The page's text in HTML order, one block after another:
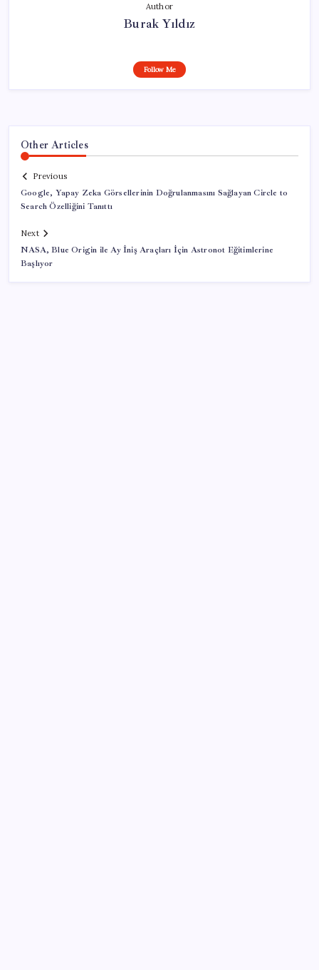
Author
Burak Yıldız
Follow Me
Other Articles
Previous
Google, Yapay Zeka Görsellerinin Doğrulanmasını Sağlayan Circle to
Search Özelliğini Tanıttı
Next
NASA, Blue Origin ile Ay İniş Araçları İçin Astronot Eğitimlerine
Başlıyor